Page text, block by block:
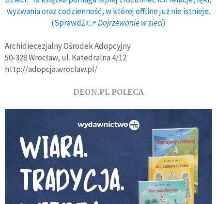
wyzwania oraz codzienność, w której offline już nie istnieje.
(Sprawdź 👉Dojrzewanie w sieci)
Archidiecezjalny Ośrodek Adopcyjny
50-328 Wrocław, ul. Katedralna 4/12
http://adopcja.wroclaw.pl/
DEON.PL POLECA